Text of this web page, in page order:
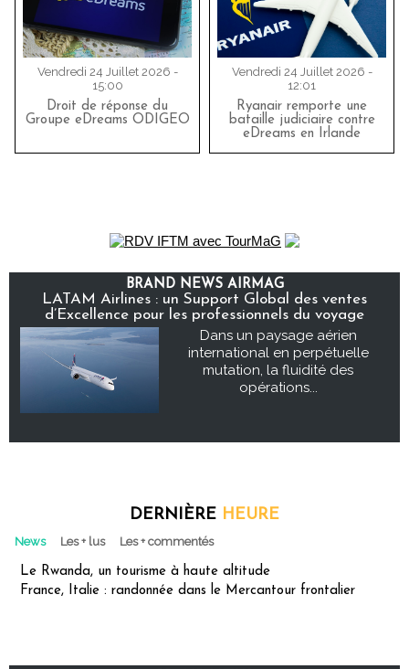
Vendredi 24 Juillet 2026 -
15:00
Droit de réponse du
Groupe eDreams ODIGEO
Vendredi 24 Juillet 2026 -
12:01
Ryanair remporte une
bataille judiciaire contre
eDreams en Irlande
BRAND NEWS AIRMAG
LATAM Airlines : un Support Global des ventes
d’Excellence pour les professionnels du voyage
Dans un paysage aérien
international en perpétuelle
mutation, la fluidité des
opérations...
DERNIÈRE HEURE
News Les + lus Les + commentés
Le Rwanda, un tourisme à haute altitude
France, Italie : randonnée dans le Mercantour frontalier